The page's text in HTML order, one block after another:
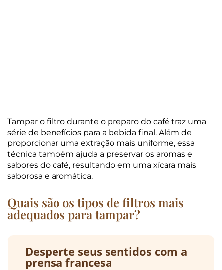
Tampar o filtro durante o preparo do café traz uma
série de benefícios para a bebida final. Além de
proporcionar uma extração mais uniforme, essa
técnica também ajuda a preservar os aromas e
sabores do café, resultando em uma xícara mais
saborosa e aromática.
Quais são os tipos de filtros mais
adequados para tampar?
Desperte seus sentidos com a
prensa francesa